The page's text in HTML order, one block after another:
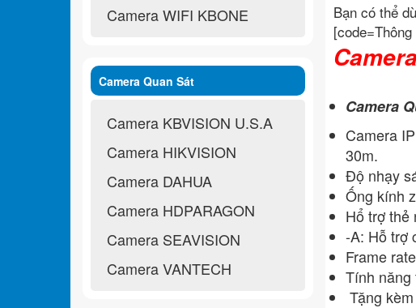
Bạn có thể
Camera
Camera
30m.
Độ nhạy
Ống kính
Hổ trợ thẻ
-A: Hỗ trợ
Frame
Tính năng
Tặng
Camera WIFI KBONE
Camera Quan Sát
Camera KBVISION U.S.A
Camera HIKVISION
Camera DAHUA
Camera HDPARAGON
Camera SEAVISION
Camera VANTECH